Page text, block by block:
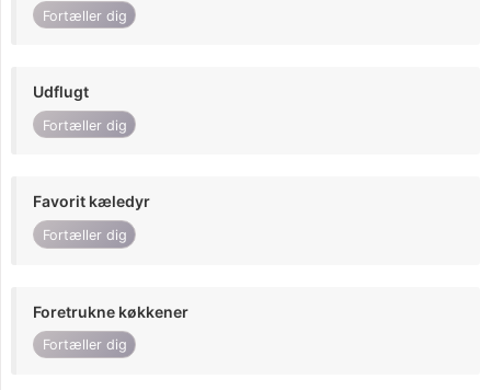
Fortæller dig
Udflugt
Fortæller dig
Favorit kæledyr
Fortæller dig
Foretrukne køkkener
Fortæller dig